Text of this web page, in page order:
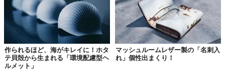
©Makuake
Top image: ©
作られるほど、海がキレイに！ホタ
テ貝殻から生まれる「環境配慮型ヘ
ルメット」
マッシュルームレザー製の「名刺入
れ」個性出まくり！